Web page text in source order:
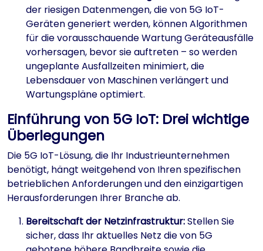
der riesigen Datenmengen, die von 5G IoT-
Geräten generiert werden, können Algorithmen
für die vorausschauende Wartung Geräteausfälle
vorhersagen, bevor sie auftreten – so werden
ungeplante Ausfallzeiten minimiert, die
Lebensdauer von Maschinen verlängert und
Wartungspläne optimiert.
Einführung von 5G IoT: Drei wichtige
Überlegungen
Die 5G IoT-Lösung, die Ihr Industrieunternehmen
benötigt, hängt weitgehend von Ihren spezifischen
betrieblichen Anforderungen und den einzigartigen
Herausforderungen Ihrer Branche ab.
Bereitschaft der Netzinfrastruktur:Stellen Sie
sicher, dass Ihr aktuelles Netz die von 5G